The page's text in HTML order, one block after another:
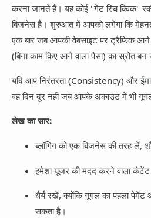
करना जानते हैं। यह कोई "गेट रिच क्विक"
बिजनेस है। शुरुआत में आपको लगेगा कि
एक बार जब आपकी वेबसाइट पर ट्रैफिक आने
(बिना काम किए आने वाला पैसा) का स्रोत बन
यदि आप निरंतरता (Consistency) और
वह दिन दूर नहीं जब आपके अकाउंट में भी
लेख का सार:
ब्लॉगिंग को एक बिजनेस की तरह लें,
हमेशा यूजर की मदद करने वाला
धैर्य रखें, क्योंकि गूगल का पहला
सकता है।